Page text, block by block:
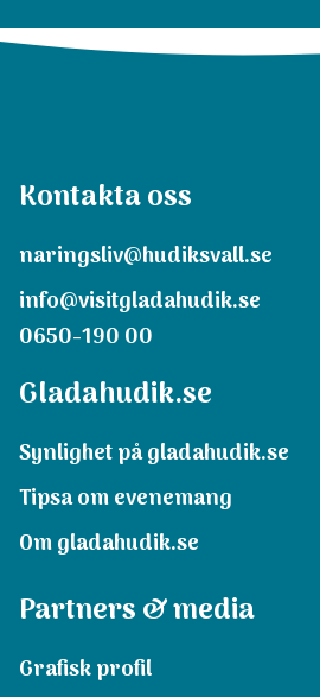
Kontakta oss
naringsliv@hudiksvall.se
info@visitgladahudik.se
0650-190 00
Gladahudik.se
Synlighet på gladahudik.se
Tipsa om evenemang
Om gladahudik.se
Partners & media
Grafisk profil